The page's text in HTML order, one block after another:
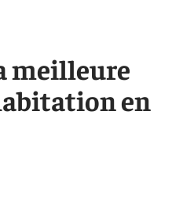
meilleure
en